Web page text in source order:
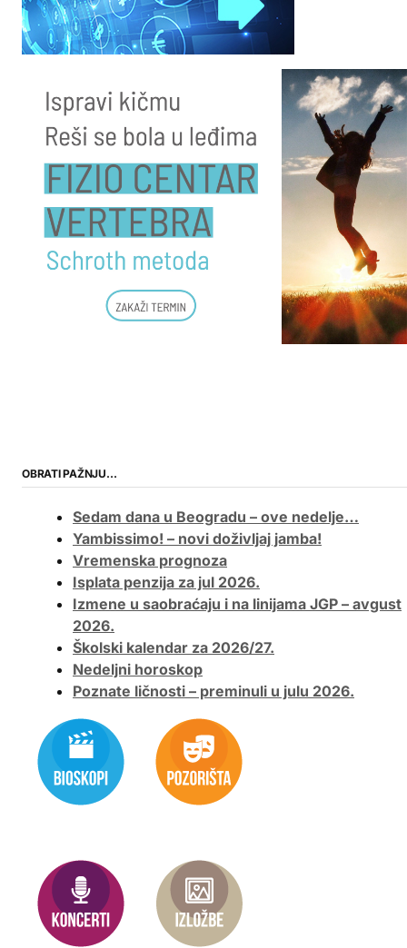
OBRATI PAŽNJU…
Sedam dana u Beogradu – ove nedelje…
Yambissimo! – novi doživljaj jamba!
Vremenska prognoza
Isplata penzija za jul 2026.
Izmene u saobraćaju i na linijama JGP – avgust
2026.
Školski kalendar za 2026/27.
Nedeljni horoskop
Poznate ličnosti – preminuli u julu 2026.